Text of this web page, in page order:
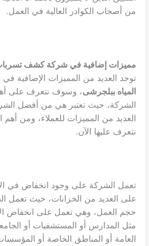
من أصحاب الكوادر العالية في العمل.
مميزات إضافية في شركة كشف تسربات
توجد العديد من المميزات الإضافية في
المياه ببلجرشى، وسوف نتعرف على
الشركة، حيث تعتبر هي من أفضل
العديد من المميزات للعملاء، ومن
نتعرف عليها الآن.
تعمل الشركة على وجود انخفاض في
على العديد من الخزانات، حيث تعمل
حجم العمل، وهي تعمل على انخفاض
مثل المدارس أو المستشفيات أو
العامة أو المناطق الخاصة أو